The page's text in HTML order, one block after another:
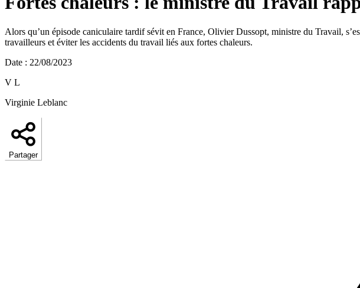
Alors qu’un épisode caniculaire tardif sévit en France, Olivier Dussopt, ministre du Travail,
travailleurs et éviter les accidents du travail liés aux fortes chaleurs.
Date : 22/08/2023
V L
Virginie Leblanc
Partager